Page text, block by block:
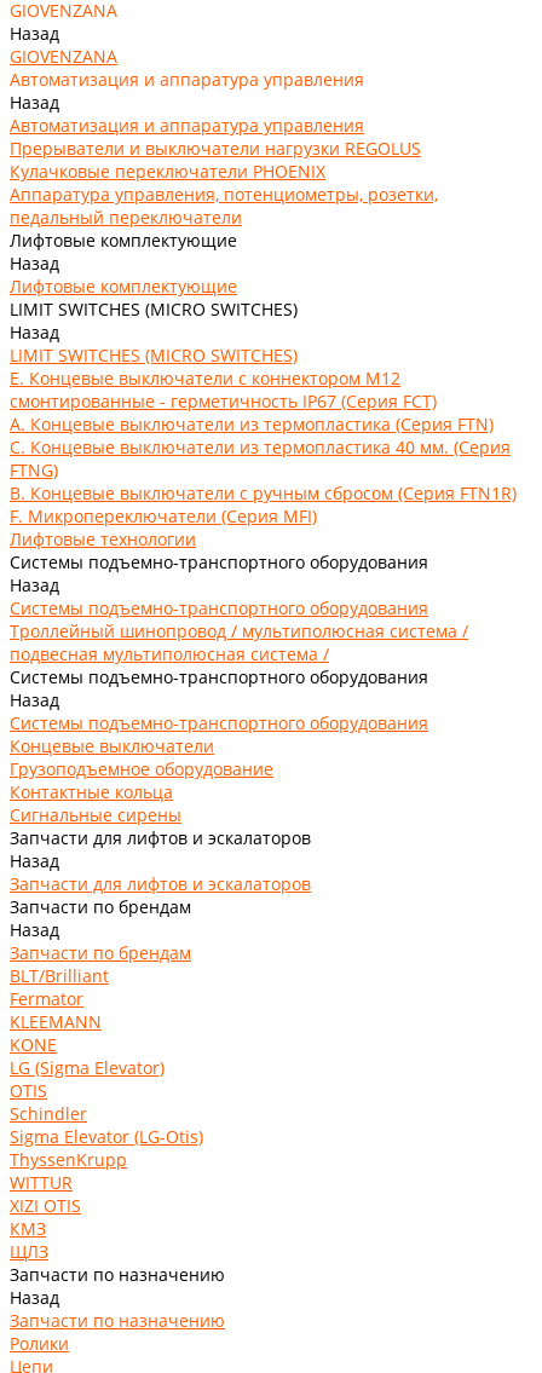
GIOVENZANA
Назад
GIOVENZANA
Автоматизация и аппаратура управления
Назад
Автоматизация и аппаратура управления
Прерыватели и выключатели нагрузки REGOLUS
Кулачковые переключатели PHOENIX
Аппаратура управления, потенциометры, розетки,
педальный переключатели
Лифтовые комплектующие
Назад
Лифтовые комплектующие
LIMIT SWITCHES (MICRO SWITCHES)
Назад
LIMIT SWITCHES (MICRO SWITCHES)
E. Концевые выключатели с коннектором M12
смонтированные - герметичность IP67 (Серия FCT)
А. Концевые выключатели из термопластика (Серия FTN)
C. Концевые выключатели из термопластика 40 мм. (Серия
FTNG)
В. Концевые выключатели с ручным сбросом (Серия FTN1R)
F. Микропереключатели (Серия MFI)
Лифтовые технологии
Системы подъемно-транспортного оборудования
Назад
Системы подъемно-транспортного оборудования
Троллейный шинопровод / мультиполюсная система /
подвесная мультиполюсная система /
Системы подъемно-транспортного оборудования
Назад
Системы подъемно-транспортного оборудования
Концевые выключатели
Грузоподъемное оборудование
Контактные кольца
Сигнальные сирены
Запчасти для лифтов и эскалаторов
Назад
Запчасти для лифтов и эскалаторов
Запчасти по брендам
Назад
Запчасти по брендам
BLT/Brilliant
Fermator
KLEEMANN
KONE
LG (Sigma Elevator)
OTIS
Schindler
Sigma Elevator (LG-Otis)
ThyssenKrupp
WITTUR
XIZI OTIS
КМЗ
ЩЛЗ
Запчасти по назначению
Назад
Запчасти по назначению
Ролики
Цепи